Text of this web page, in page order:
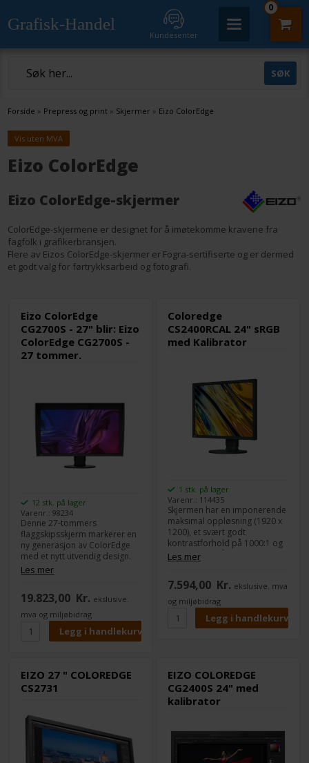
Grafisk-Handel
Kundesenter
0
Forside » Prepress og print » Skjermer » Eizo ColorEdge
Vis uten MVA
Eizo ColorEdge
Eizo ColorEdge-skjermer
ColorEdge-skjermene er designet for å imøtekomme kravene fra
fagfolk i grafikerbransjen.
Flere av Eizos ColorEdge-skjermer er Fogra-sertifiserte og er dermed
et godt valg for førtrykksarbeid og fotografi.
Eizo ColorEdge
CG2700S - 27" blir: Eizo
ColorEdge CG2700S -
27 tommer.
12 stk. på lager
Varenr.: 98234
Denne 27-tommers
flaggskipsskjerm markerer en
ny generasjon av ColorEdge
med et nytt utvendig design.
Med 2K WQHD (2560 x 1440)
oppløsning, 400 cd/m2 høy
støtte, gjengir skjermen
innhold bemerkelsesverdig
detaljert.
Les mer
19.823,00 Kr. ekslusive.
mva og miljøbidrag
Coloredge
CS2400RCAL 24" sRGB
med Kalibrator
1 stk. på lager
Varenr.: 114435
Skjermen har en imponerende
maksimal oppløsning (1920 x
1200), et svært godt
kontrastforhold på 1000:1 og
en lysstyrke på 300 cd/m². For
eksempel kan du redigere
pikselnivå. Som en ekstra
fordel er tekstkonturene klare
og presise. LCD-panelet med
IPS-panelet gir en
visningsvinkel på 178 grader.
Les mer
7.594,00 Kr. ekslusive. mva
og miljøbidrag
EIZO 27 " COLOREDGE
CS2731
EIZO COLOREDGE
CG2400S 24" med
kalibrator